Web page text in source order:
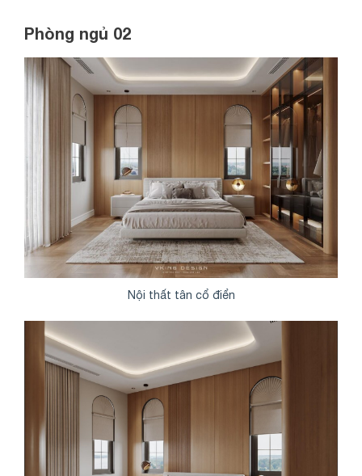
Phòng ngủ 02
Nội thất tân cổ điển